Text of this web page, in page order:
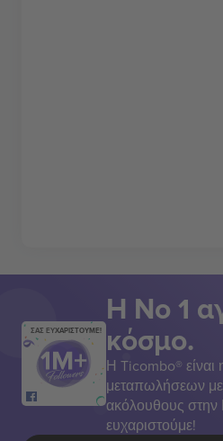
ΣΑΣ ΕΥΧΑΡΙΣΤΟΥΜΕ!
Η Νο 1
κόσμο.
Η Ticombo®
μεταπωλήσεων
ακόλουθους
ευχαριστούμε!